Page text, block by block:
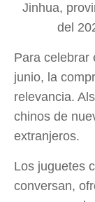
Jinhua,
del
Para celebrar
junio, la
relevancia.
chinos de
extranjeros.
Los juguetes
conversan,